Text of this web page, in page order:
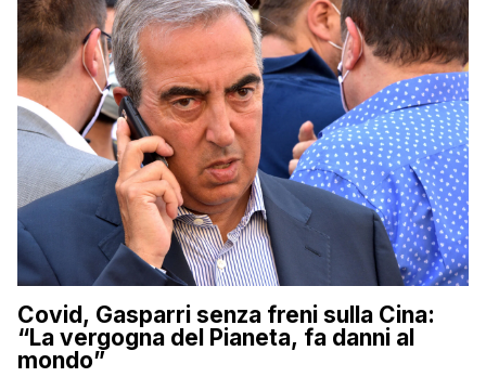
Covid, Gasparri senza freni sulla Cina:
“La vergogna del Pianeta, fa danni al
mondo”